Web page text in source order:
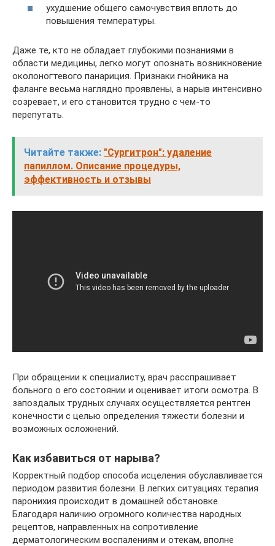
ухудшение общего самочувствия вплоть до
повышения температуры.
Даже те, кто не обладает глубокими познаниями в
области медицины, легко могут опознать возникновение
околоногтевого панариция. Признаки гнойника на
фаланге весьма наглядно проявлены, а нарыв интенсивно
созревает, и его становится трудно с чем-то
перепутать.
Читайте также: "Сургитрон": удаление
папиллом. Описание процедуры,
эффективность и отзывы
При обращении к специалисту, врач расспрашивает
больного о его состоянии и оценивает итоги осмотра. В
запоздалых трудных случаях осуществляется рентген
конечности с целью определения тяжести болезни и
возможных осложнений.
Как избавиться от нарыва?
Корректный подбор способа исцеления обуславливается
периодом развития болезни. В легких ситуациях терапия
паронихия происходит в домашней обстановке.
Благодаря наличию огромного количества народных
рецептов, направленных на сопротивление
дерматологическим воспалениям и отекам, вполне